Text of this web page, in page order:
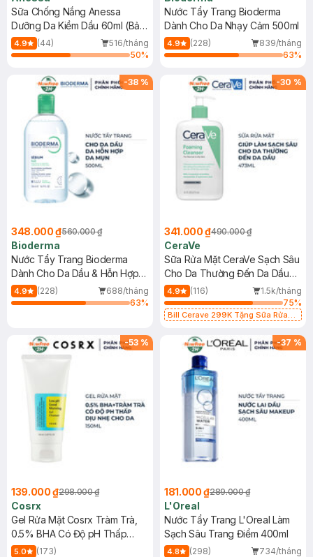
Sữa Chống Nắng Anessa
Dưỡng Da Kiềm Dầu 60ml (Bản
Mới)
4.9 (44)
516/tháng
50%
Nước Tẩy Trang Bioderma
Dành Cho Da Nhạy Cảm 500ml
4.9 (228)
839/tháng
63%
-38 %
348.000 ₫560.000 ₫
Bioderma
Nước Tẩy Trang Bioderma
Dành Cho Da Dầu & Hỗn Hợp
500ml
4.9 (228)
688/tháng
63%
-30 %
341.000 ₫490.000 ₫
CeraVe
Sữa Rửa Mặt CeraVe Sạch Sâu
Cho Da Thường Đến Da Dầu
473ml
4.9 (116)
1.5k/tháng
75%
Bill Cerave 299K Tặng Sữa Rửa
-53 %
139.000 ₫298.000 ₫
Cosrx
Gel Rửa Mặt Cosrx Tràm Trà,
0.5% BHA Có Độ pH Thấp
150ml
5.0
(173)
-37 %
181.000 ₫289.000 ₫
L'Oreal
Nước Tẩy Trang L'Oreal Làm
Sạch Sâu Trang Điểm 400ml
4.8 (298)
734/tháng